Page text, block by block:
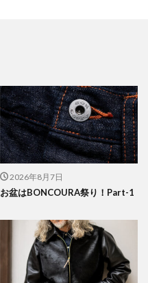
2026年8月7日
お盆はBONCOURA祭り！Part-1